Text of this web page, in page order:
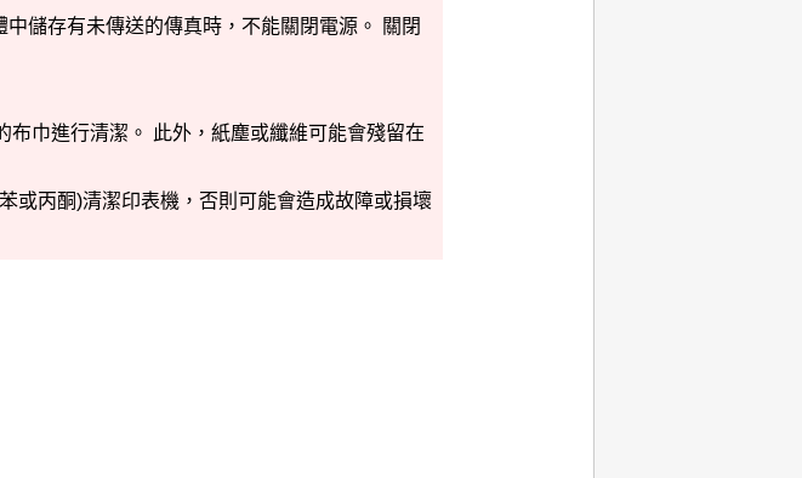
中儲存有未傳送的傳真時，不能關閉電源。
關閉
布巾進行清潔。
此外，紙塵或纖維可能會殘留在
或丙酮)清潔印表機 ，否則可能會造成故障或損壞